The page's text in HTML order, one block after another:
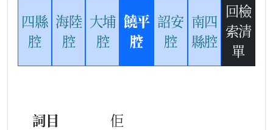
四縣
腔
海陸
腔
大埔
腔
饒平
腔
詔安
腔
南四
縣腔
回檢
索清
單
詞目
佢